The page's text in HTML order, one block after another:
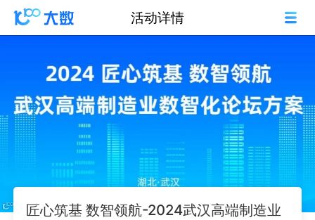
活动详情
匠心筑基 数智领航-2024武汉高端制造业